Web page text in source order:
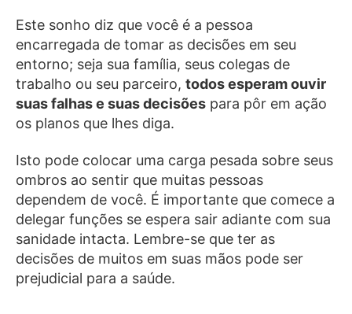
Este sonho diz que você é a pessoa
encarregada de tomar as decisões em seu
entorno; seja sua família, seus colegas de
trabalho ou seu parceiro, todos esperam ouvir
suas falhas e suas decisões para pôr em ação
os planos que lhes diga.
Isto pode colocar uma carga pesada sobre seus
ombros ao sentir que muitas pessoas
dependem de você. É importante que comece a
delegar funções se espera sair adiante com sua
sanidade intacta. Lembre-se que ter as
decisões de muitos em suas mãos pode ser
prejudicial para a saúde.